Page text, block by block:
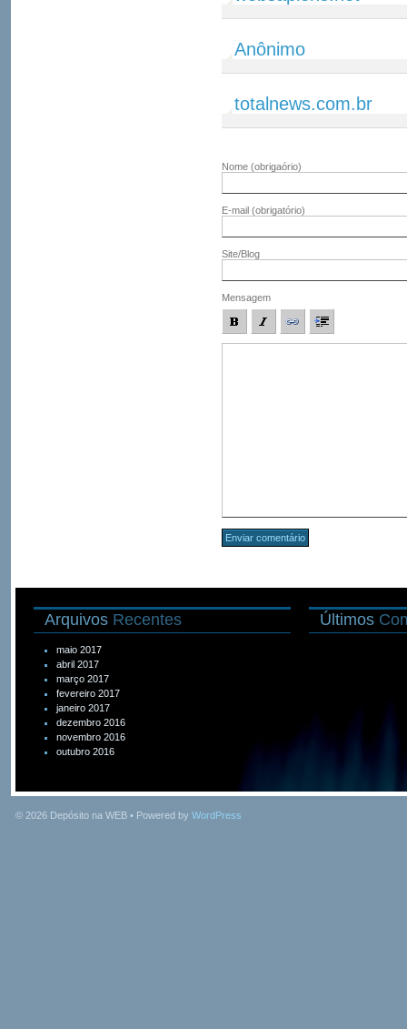
Anônimo
totalnews.com.br
Nome (obrigaório)
E-mail (obrigatório)
Site/Blog
Mensagem
Arquivos Recentes
maio 2017
abril 2017
março 2017
fevereiro 2017
janeiro 2017
dezembro 2016
novembro 2016
outubro 2016
Últimos
© 2026 Depósito na WEB • Powered by WordPress